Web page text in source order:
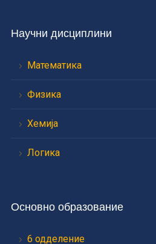
Научни дисциплини
Математика
Физика
Хемија
Логика
Основно образование
6 одделение